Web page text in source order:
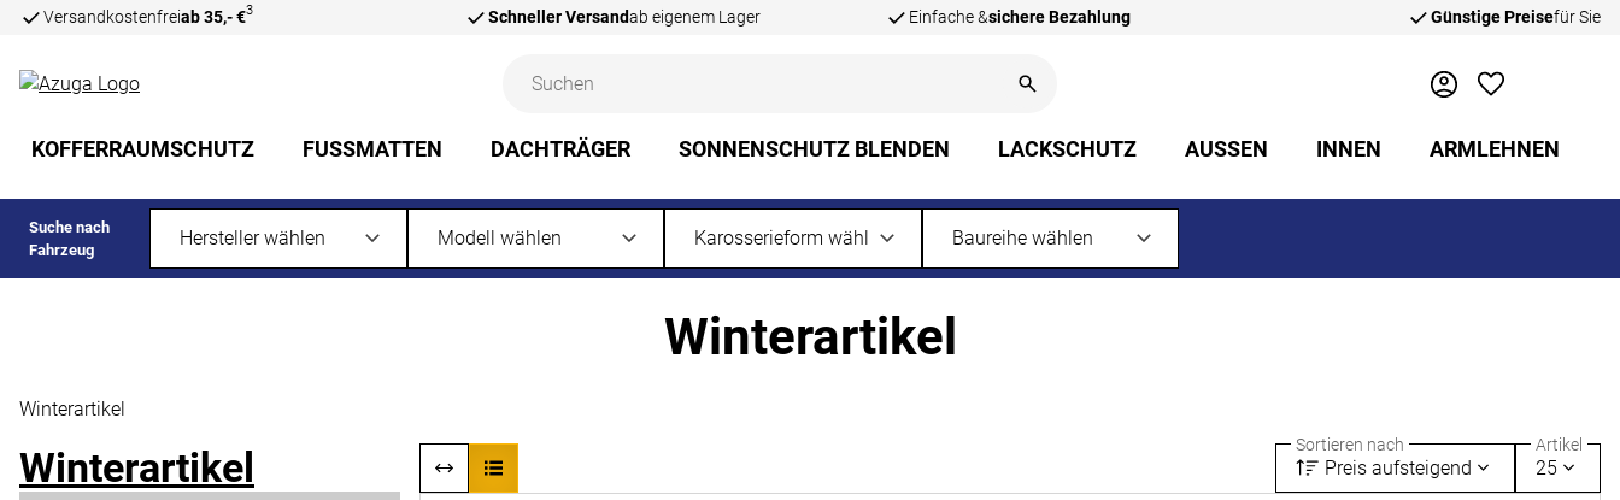
Versandkostenfreiab 35,- €3 Schneller Versandab eigenem Lager Einfache &sichere Bezahlung Günstige Preisefür Sie
KOFFERRAUMSCHUTZ FUSSMATTEN DACHTRÄGER SONNENSCHUTZ BLENDEN LACKSCHUTZ AUSSEN INNEN ARMLEHNEN
Suche nach
Fahrzeug
Winterartikel
Winterartikel
Winterartikel Sortieren nach
Preis aufsteigend
Artikel
25